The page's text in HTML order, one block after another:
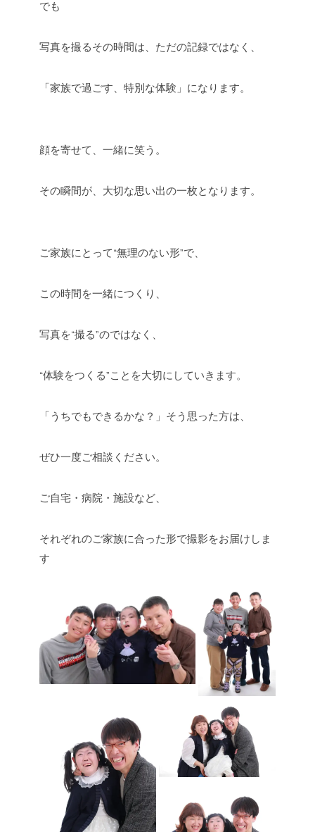
でも
写真を撮るその時間は、ただの記録ではなく、
「家族で過ごす、特別な体験」になります。
顔を寄せて、一緒に笑う。
その瞬間が、大切な思い出の一枚となります。
ご家族にとって“無理のない形”で、
この時間を一緒につくり、
写真を“撮る”のではなく、
“体験をつくる”ことを大切にしていきます。
「うちでもできるかな？」そう思った方は、
ぜひ一度ご相談ください。
ご自宅・病院・施設など、
それぞれのご家族に合った形で撮影をお届けしま
す